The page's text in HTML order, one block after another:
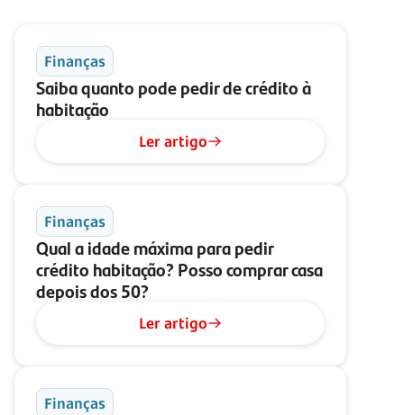
Finanças
Saiba quanto pode pedir de crédito à
habitação
Ler artigo
Finanças
Qual a idade máxima para pedir
crédito habitação? Posso comprar casa
depois dos 50?
Ler artigo
Finanças